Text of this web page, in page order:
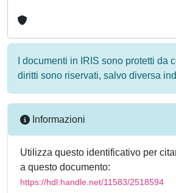
I documenti in IRIS sono protetti da
diritti sono riservati, salvo diversa
Informazioni
Utilizza questo identificativo per
a questo documento:
https://hdl.handle.net/11583/2518594